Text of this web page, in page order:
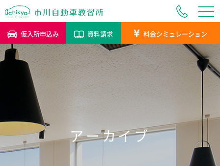
アーカイブ
仮入所申込み 資料請求 料金シミュレーション